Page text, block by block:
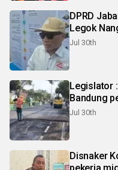
DPRD
Legok
Jul 30th
Legislator : Rekonstruksi Jalan Soreang-
Bandung
Jul 30th
Disnaker